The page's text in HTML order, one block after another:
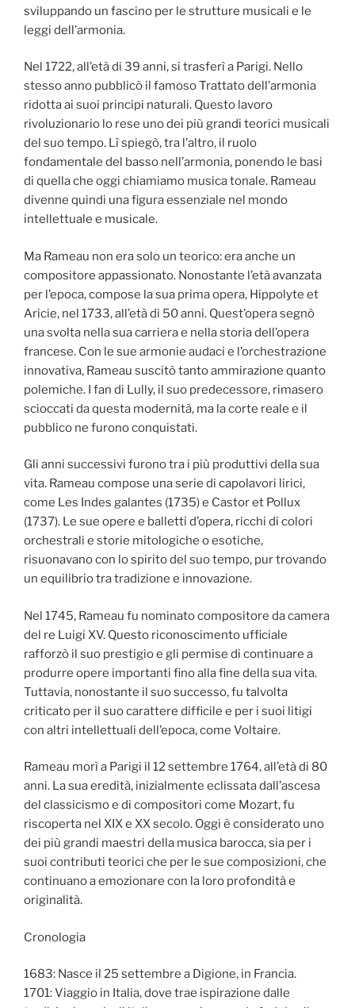
sviluppando un fascino per le strutture musicali e le
leggi dell’armonia.
Nel 1722, all’età di 39 anni, si trasferì a Parigi. Nello
stesso anno pubblicò il famoso Trattato dell’armonia
ridotta ai suoi principi naturali. Questo lavoro
rivoluzionario lo rese uno dei più grandi teorici musicali
del suo tempo. Lì spiegò, tra l’altro, il ruolo
fondamentale del basso nell’armonia, ponendo le basi
di quella che oggi chiamiamo musica tonale. Rameau
divenne quindi una figura essenziale nel mondo
intellettuale e musicale.
Ma Rameau non era solo un teorico: era anche un
compositore appassionato. Nonostante l’età avanzata
per l’epoca, compose la sua prima opera, Hippolyte et
Aricie, nel 1733, all’età di 50 anni. Quest’opera segnò
una svolta nella sua carriera e nella storia dell’opera
francese. Con le sue armonie audaci e l’orchestrazione
innovativa, Rameau suscitò tanto ammirazione quanto
polemiche. I fan di Lully, il suo predecessore, rimasero
scioccati da questa modernità, ma la corte reale e il
pubblico ne furono conquistati.
Gli anni successivi furono tra i più produttivi della sua
vita. Rameau compose una serie di capolavori lirici,
come Les Indes galantes (1735) e Castor et Pollux
(1737). Le sue opere e balletti d’opera, ricchi di colori
orchestrali e storie mitologiche o esotiche,
risuonavano con lo spirito del suo tempo, pur trovando
un equilibrio tra tradizione e innovazione.
Nel 1745, Rameau fu nominato compositore da camera
del re Luigi XV. Questo riconoscimento ufficiale
rafforzò il suo prestigio e gli permise di continuare a
produrre opere importanti fino alla fine della sua vita.
Tuttavia, nonostante il suo successo, fu talvolta
criticato per il suo carattere difficile e per i suoi litigi
con altri intellettuali dell’epoca, come Voltaire.
Rameau morì a Parigi il 12 settembre 1764, all’età di 80
anni. La sua eredità, inizialmente eclissata dall’ascesa
del classicismo e di compositori come Mozart, fu
riscoperta nel XIX e XX secolo. Oggi è considerato uno
dei più grandi maestri della musica barocca, sia per i
suoi contributi teorici che per le sue composizioni, che
continuano a emozionare con la loro profondità e
originalità.
Cronologia
1683: Nasce il 25 settembre a Digione, in Francia.
1701: Viaggio in Italia, dove trae ispirazione dalle